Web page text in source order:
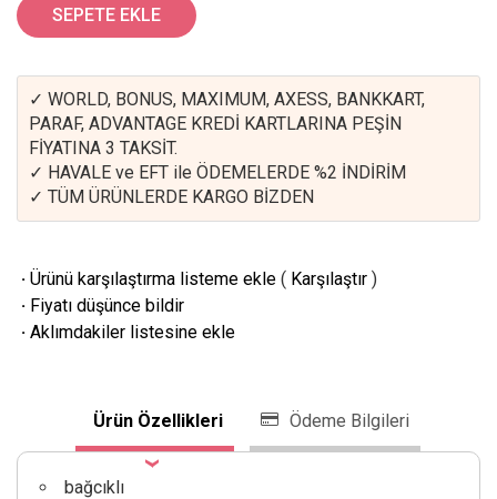
SEPETE EKLE
✓ WORLD, BONUS, MAXIMUM, AXESS, BANKKART,
PARAF, ADVANTAGE KREDİ KARTLARINA PEŞİN
FİYATINA 3 TAKSİT.
✓ HAVALE ve EFT ile ÖDEMELERDE %2 İNDİRİM
✓ TÜM ÜRÜNLERDE KARGO BİZDEN
· Ürünü karşılaştırma listeme ekle( Karşılaştır)
· Fiyatı düşünce bildir
· Aklımdakiler listesine ekle
Ürün Özellikleri Ödeme Bilgileri
bağcıklı